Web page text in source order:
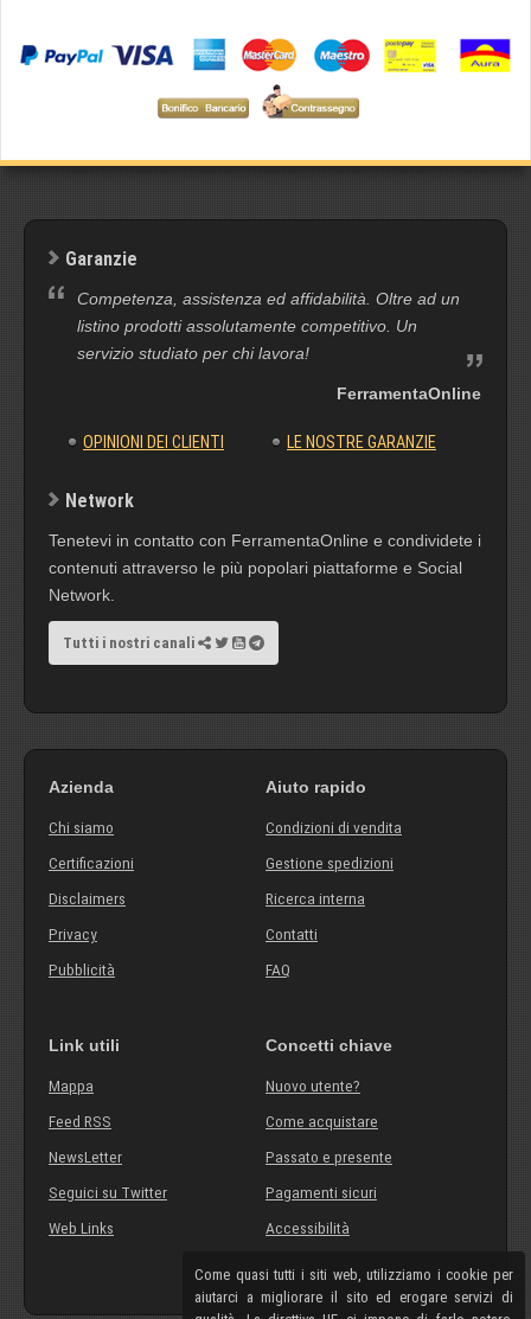
Come quasi tutti i siti web, utilizziamo i cookie per
aiutarci a migliorare il sito ed erogare servizi di
Garanzie
Competenza, assistenza ed affidabilità. Oltre ad un
listino prodotti assolutamente competitivo. Un
servizio studiato per chi lavora!
FerramentaOnline
OPINIONI DEI CLIENTI LE NOSTRE GARANZIE
Network
Tenetevi in contatto con FerramentaOnline e condividete i
contenuti attraverso le più popolari piattaforme e Social
Network.
Tutti i nostri canali
Azienda
Chi siamo
Certificazioni
Disclaimers
Privacy
Pubblicità
Aiuto rapido
Condizioni di vendita
Gestione spedizioni
Ricerca interna
Contatti
FAQ
Link utili
Mappa
Feed RSS
NewsLetter
Seguici su Twitter
Web Links
Concetti chiave
Nuovo utente?
Come acquistare
Passato e presente
Pagamenti sicuri
Accessibilità